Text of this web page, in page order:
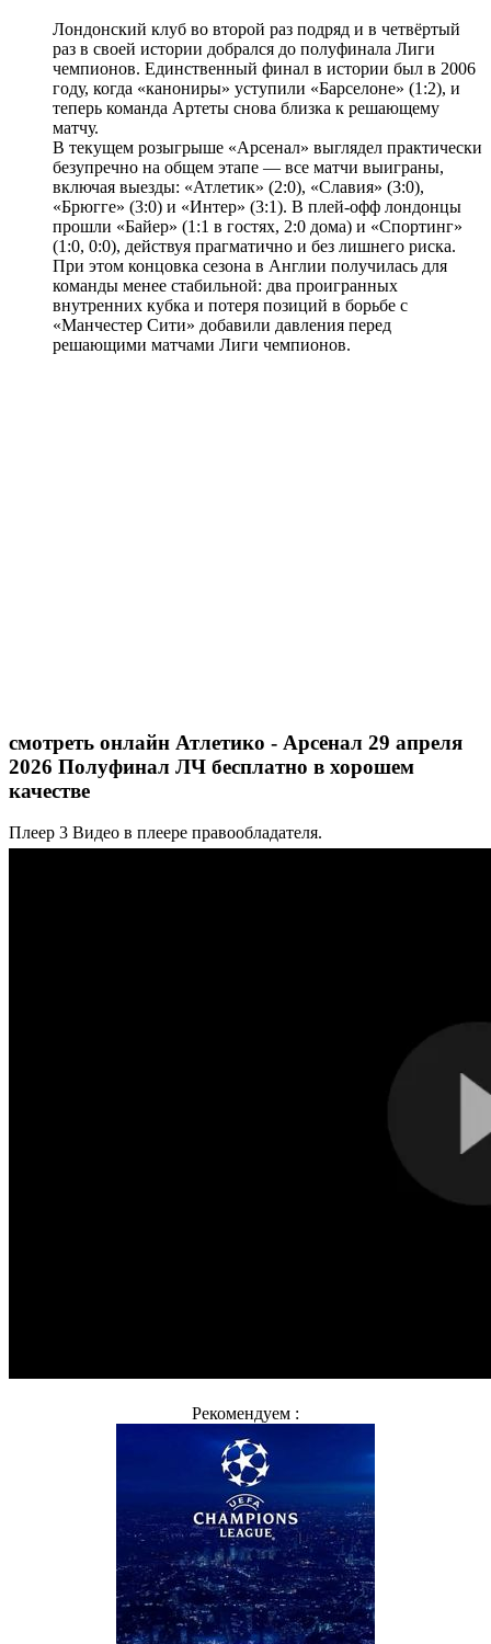
Лондонский клуб во второй раз подряд и в четвёртый
раз в своей истории добрался до полуфинала Лиги
чемпионов. Единственный финал в истории был в 2006
году, когда «канониры» уступили «Барселоне» (1:2), и
теперь команда Артеты снова близка к решающему
матчу.
В текущем розыгрыше «Арсенал» выглядел практически
безупречно на общем этапе — все матчи выиграны,
включая выезды: «Атлетик» (2:0), «Славия» (3:0),
«Брюгге» (3:0) и «Интер» (3:1). В плей-офф лондонцы
прошли «Байер» (1:1 в гостях, 2:0 дома) и «Спортинг»
(1:0, 0:0), действуя прагматично и без лишнего риска.
При этом концовка сезона в Англии получилась для
команды менее стабильной: два проигранных
внутренних кубка и потеря позиций в борьбе с
«Манчестер Сити» добавили давления перед
решающими матчами Лиги чемпионов.
смотреть онлайн Атлетико - Арсенал 29 апреля
2026 Полуфинал ЛЧ бесплатно в хорошем
качестве
Плеер 3 Видео в плеере правообладателя.
Рекомендуем :